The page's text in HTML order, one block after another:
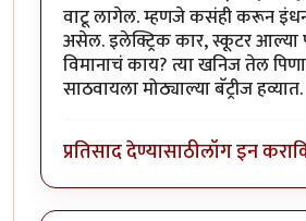
वाटू लागेल. म्हणजे कसंही करून
असेल. इलेक्ट्रिक कार, स्कूटर आल्या
विमानाचं काय? त्या खनिज तेल
साठवायला मोठ्याल्या बॅट्रीज हव्यात.
प्रतिसाद देण्यासाठीलॉग इन करा